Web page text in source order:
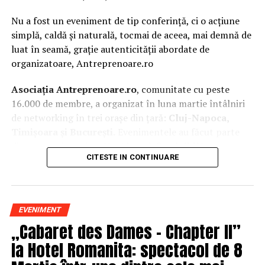
Nu a fost un eveniment de tip conferință, ci o acțiune
simplă, caldă și naturală, tocmai de aceea, mai demnă de
luat în seamă, grație autenticității abordate de
organizatoare, Antreprenoare.ro
Asociația Antreprenoare.ro, comunitate cu peste
16.000 de membre, a organizat în luna martie întâlniri
de networking în trei orașe din țară:
Cluj-Napoca,
campania națională„Aleg să fiu vizibilă„, o
inițiativă care combină sesiuni de fotografie de brand
prezentă, cu numele tău și cu afacerea ta, în spațiul
public.
La Cluj-Napoca, sesiunile foto au fost susținute de doi
fotografi profesioniști:Valentina Mihalache
(lightsun.ro) șiDeni Sîrb(DA Studio). Valentina a venit
CITESTE IN CONTINUARE
EVENIMENT
„Cabaret des Dames – Chapter II”
la Hotel Romanita: spectacol de 8